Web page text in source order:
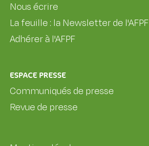
Nous écrire
La feuille : la Newsletter de l'AFPF
Adhérer à l'AFPF
ESPACE PRESSE
Communiqués de presse
Revue de presse